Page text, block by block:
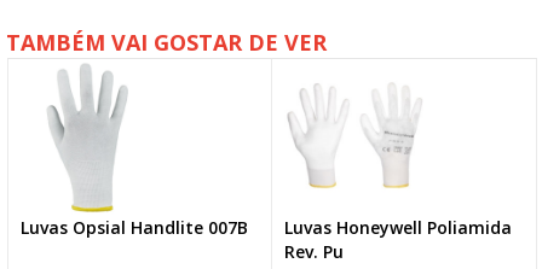
TAMBÉM VAI GOSTAR DE VER
Luvas Opsial Handlite 007B
Luvas Honeywell Poliamida
Rev. Pu